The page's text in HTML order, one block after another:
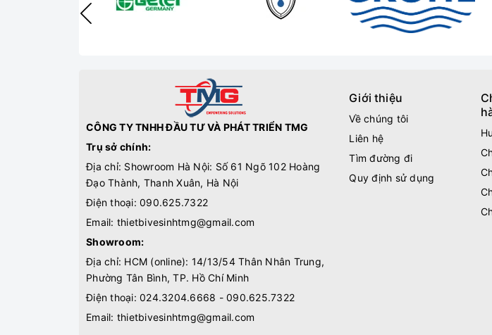
CÔNG TY TNHH ĐẦU TƯ VÀ PHÁT TRIỂN TMG
Trụ sở chính:
Địa chỉ: Showroom Hà Nội: Số 61 Ngõ 102 Hoàng
Đạo Thành, Thanh Xuân, Hà Nội
Điện thoại: 090.625.7322
Email: thietbivesinhtmg@gmail.com
Showroom:
Địa chỉ: HCM (online): 14/13/54 Thân Nhân Trung,
Phường Tân Bình, TP. Hồ Chí Minh
Điện thoại: 024.3204.6668 - 090.625.7322
Email: thietbivesinhtmg@gmail.com
Giới thiệu
Về chúng tôi
Liên hệ
Tìm đường đi
Quy định sử dụng